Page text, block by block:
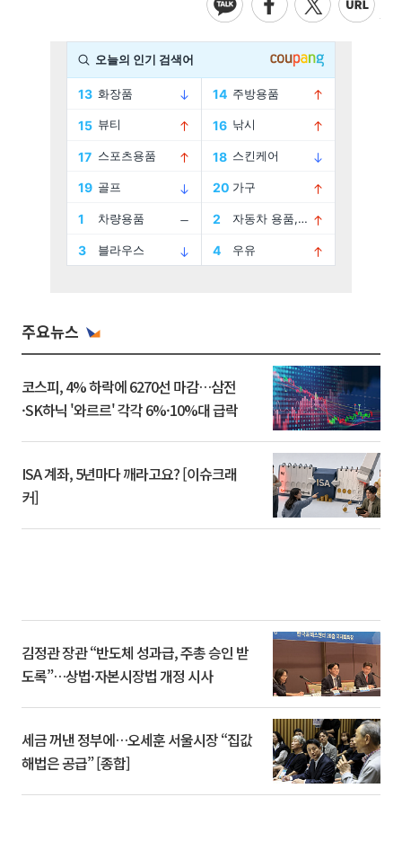
주요뉴스
코스피, 4% 하락에 6270선 마감…삼전
·SK하닉 '와르르' 각각 6%·10%대 급락
ISA 계좌, 5년마다 깨라고요? [이슈크래
커]
김정관 장관 “반도체 성과급, 주총 승인 받
도록”…상법·자본시장법 개정 시사
세금 꺼낸 정부에…오세훈 서울시장 “집값
해법은 공급” [종합]